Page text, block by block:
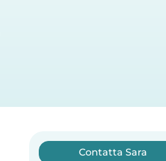
Contatta Sara